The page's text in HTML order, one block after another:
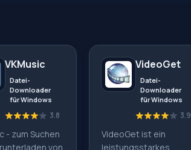
VKMusic
Datei-
Downloader
für Windows
3.8
- zum Suchen
von
VideoGet
Datei-
Downloader
für Windows
3.9
VideoGet ist ein
leistungsstarkes